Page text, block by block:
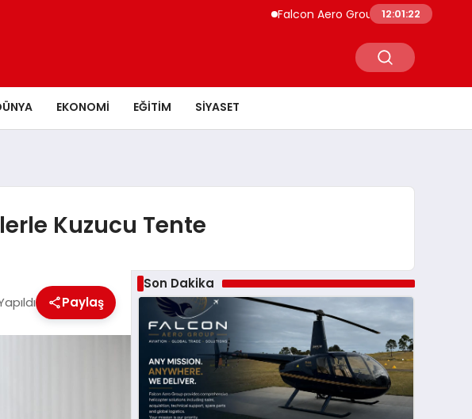
Falcon Aero Group, Küresel Havacılık
12:01:23
EKONOMI EĞITIM SIYASET
Kuzucu Tente
Paylaş
Son Dakika